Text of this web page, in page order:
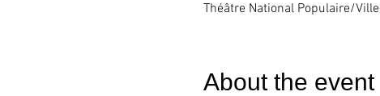
Théâtre National Populaire/
About the event